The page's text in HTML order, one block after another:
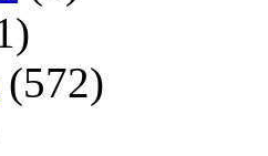
(572)